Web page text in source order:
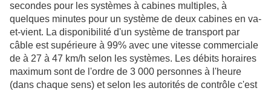
secondes pour les systèmes à cabines multiples, à
quelques minutes pour un système de deux cabines en va-
et-vient. La disponibilité d'un système de transport par
câble est supérieure à 99% avec une vitesse commerciale
de à 27 à 47 km/h selon les systèmes. Les débits horaires
maximum sont de l'ordre de 3 000 personnes à l'heure
(dans chaque sens) et selon les autorités de contrôle c'est